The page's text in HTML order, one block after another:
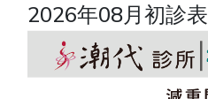
2026年08月初診表